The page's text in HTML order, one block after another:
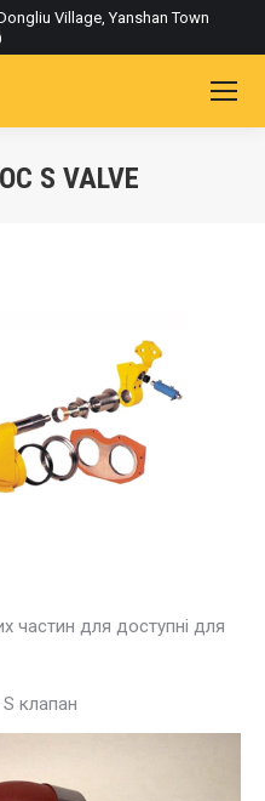
Village, Yanshan Town
S VALVE
частин для доступні для
клапан